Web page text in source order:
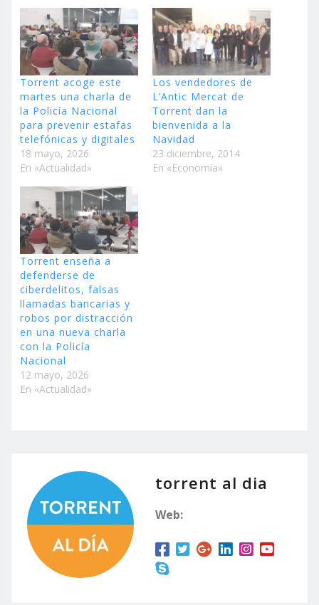
Torrent acoge este
martes una charla de
la Policía Nacional
para prevenir estafas
telefónicas y digitales
18 mayo, 2026
En «Actualidad»
Los vendedores de
L’Antic Mercat de
Torrent dan la
bienvenida a la
Navidad
23 diciembre, 2014
En «Economía»
Torrent enseña a
defenderse de
ciberdelitos, falsas
llamadas bancarias y
robos por distracción
en una nueva charla
con la Policía
Nacional
12 mayo, 2026
En «Actualidad»
torrent al dia
Web: